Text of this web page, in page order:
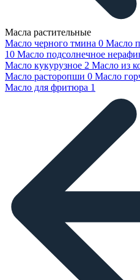
Масла растительные
Масло черного тмина 0 Масло
10 Масло подсолнечное
Масло кукурузное 2 Масло из
Масло расторопши 0 Масло
Масло для фритюра 1